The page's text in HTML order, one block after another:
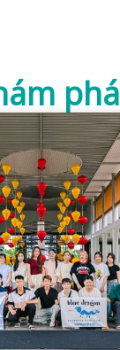
phá